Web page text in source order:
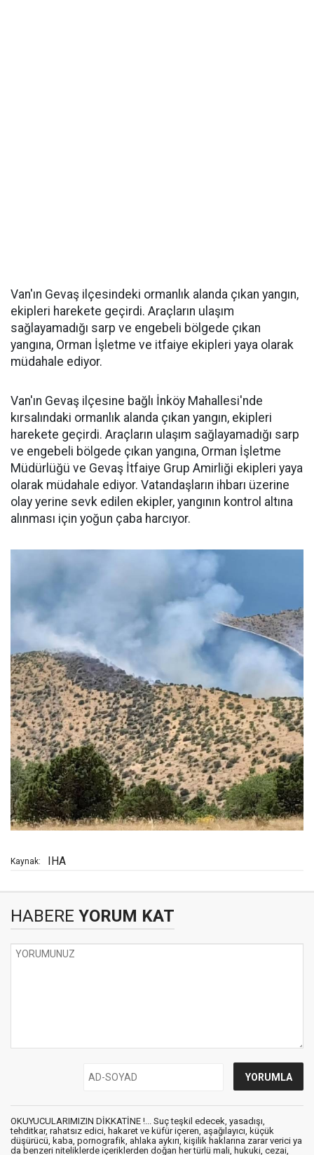
Van'ın Gevaş ilçesindeki ormanlık alanda çıkan yangın,
ekipleri harekete geçirdi. Araçların ulaşım
sağlayamadığı sarp ve engebeli bölgede çıkan
yangına, Orman İşletme ve itfaiye ekipleri yaya olarak
müdahale ediyor.
Van'ın Gevaş ilçesine bağlı İnköy Mahallesi'nde
kırsalındaki ormanlık alanda çıkan yangın, ekipleri
harekete geçirdi. Araçların ulaşım sağlayamadığı sarp
ve engebeli bölgede çıkan yangına, Orman İşletme
Müdürlüğü ve Gevaş İtfaiye Grup Amirliği ekipleri yaya
olarak müdahale ediyor. Vatandaşların ihbarı üzerine
olay yerine sevk edilen ekipler, yangının kontrol altına
alınması için yoğun çaba harcıyor.
Kaynak: IHA
HABERE YORUM KAT
OKUYUCULARIMIZIN DİKKATİNE !... Suç teşkil edecek, yasadışı,
tehditkar, rahatsız edici, hakaret ve küfür içeren, aşağılayıcı, küçük
düşürücü, kaba, pornografik, ahlaka aykırı, kişilik haklarına zarar verici ya
da benzeri niteliklerde içeriklerden doğan her türlü mali, hukuki, cezai,